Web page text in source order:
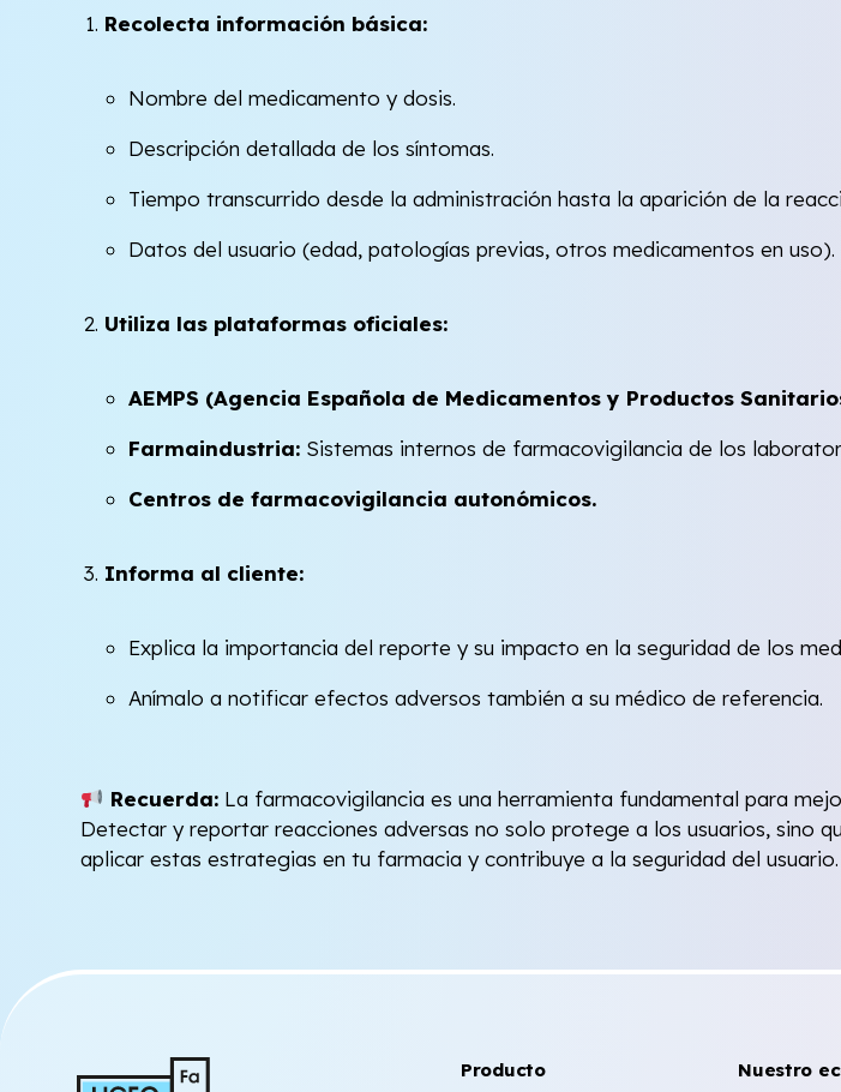
Recolecta información básica:
Nombre del medicamento y dosis.
Descripción detallada de los síntomas.
Tiempo transcurrido desde la administración hasta la aparición de la
Datos del usuario (edad, patologías previas, otros medicamentos en uso).
Utiliza las plataformas oficiales:
AEMPS (Agencia Española de Medicamentos y Productos
Farmaindustria: Sistemas internos de farmacovigilancia de los
Centros de farmacovigilancia autonómicos.
Informa al cliente:
Explica la importancia del reporte y su impacto en la seguridad de los
Anímalo a notificar efectos adversos también a su médico de referencia.
Recuerda:La farmacovigilancia es una herramienta fundamental para
Detectar y reportar reacciones adversas no solo protege a los usuarios, sino
aplicar estas estrategias en tu farmacia y contribuye a la seguridad del usuario.
Producto Nuestro